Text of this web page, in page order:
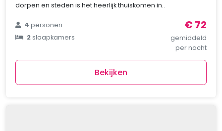
dorpen en steden is het heerlijk thuiskomen in..
4personen
2slaapkamers
€ 72
gemiddeld
per nacht
Bekijken